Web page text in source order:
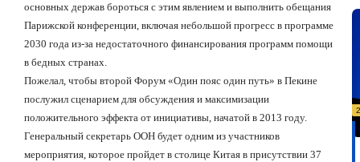
основных держав бороться с этим явлением и выполнить обещания
Парижской конференции, включая небольшой прогресс в программе
2030 года из-за недостаточного финансирования программ помощи
в бедных странах.
Пожелал, чтобы второй Форум «Один пояс один путь» в Пекине
послужил сценарием для обсуждения и максимизации
положительного эффекта от инициативы, начатой в 2013 году.
Генеральный секретарь ООН будет одним из участников
мероприятия, которое пройдет в столице Китая в присутствии 37